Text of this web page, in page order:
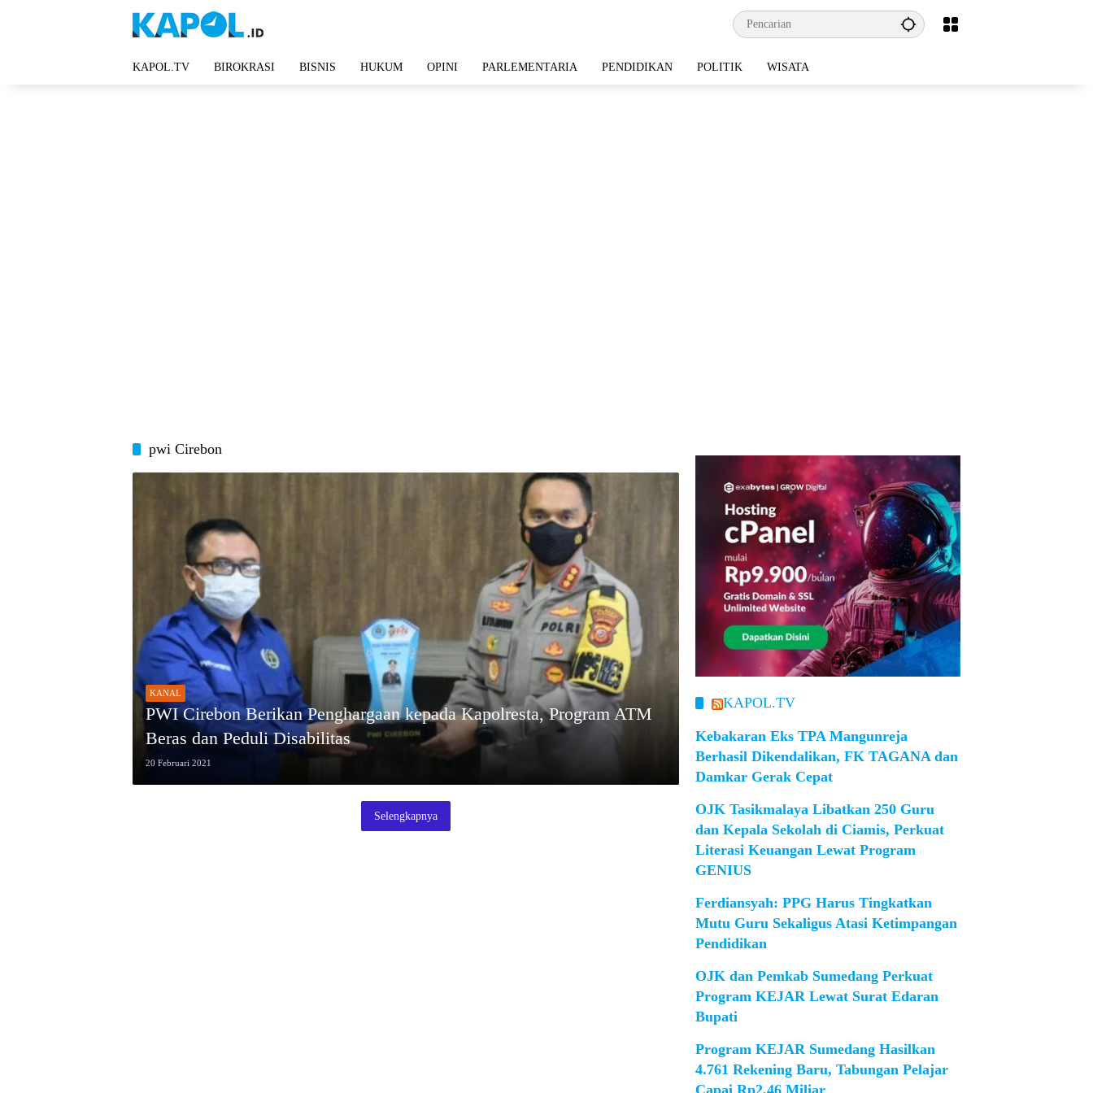
KAPOL.TV BIROKRASI BISNIS HUKUM OPINI PARLEMENTARIA PENDIDIKAN POLITIK WISATA
pwi Cirebon
KANAL
PWI Cirebon Berikan Penghargaan kepada Kapolresta, Program ATM
Beras dan Peduli Disabilitas
20 Februari 2021
Selengkapnya
KAPOL.TV
Kebakaran Eks TPA Mangunreja
Berhasil Dikendalikan, FK TAGANA dan
Damkar Gerak Cepat
OJK Tasikmalaya Libatkan 250 Guru
dan Kepala Sekolah di Ciamis, Perkuat
Literasi Keuangan Lewat Program
GENIUS
Ferdiansyah: PPG Harus Tingkatkan
Mutu Guru Sekaligus Atasi Ketimpangan
Pendidikan
OJK dan Pemkab Sumedang Perkuat
Program KEJAR Lewat Surat Edaran
Bupati
Program KEJAR Sumedang Hasilkan
4.761 Rekening Baru, Tabungan Pelajar
Capai Rp2,46 Miliar